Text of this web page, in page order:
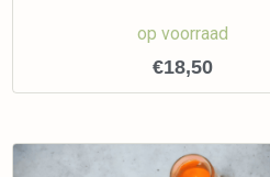
op voorraad
€18,50